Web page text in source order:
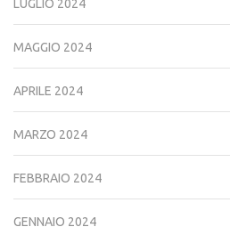
LUGLIO 2024
MAGGIO 2024
APRILE 2024
MARZO 2024
FEBBRAIO 2024
GENNAIO 2024